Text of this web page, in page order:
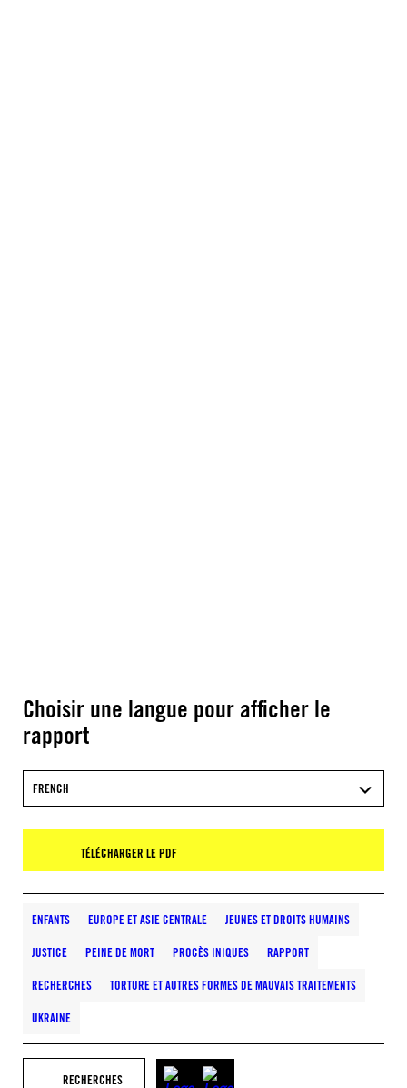
Choisir une langue pour afficher le
rapport
FRENCH
TÉLÉCHARGER LE PDF
ENFANTS EUROPE ET ASIE CENTRALE JEUNES ET DROITS HUMAINS
JUSTICE PEINE DE MORT PROCÈS INIQUES RAPPORT
RECHERCHES TORTURE ET AUTRES FORMES DE MAUVAIS TRAITEMENTS
UKRAINE
RECHERCHES